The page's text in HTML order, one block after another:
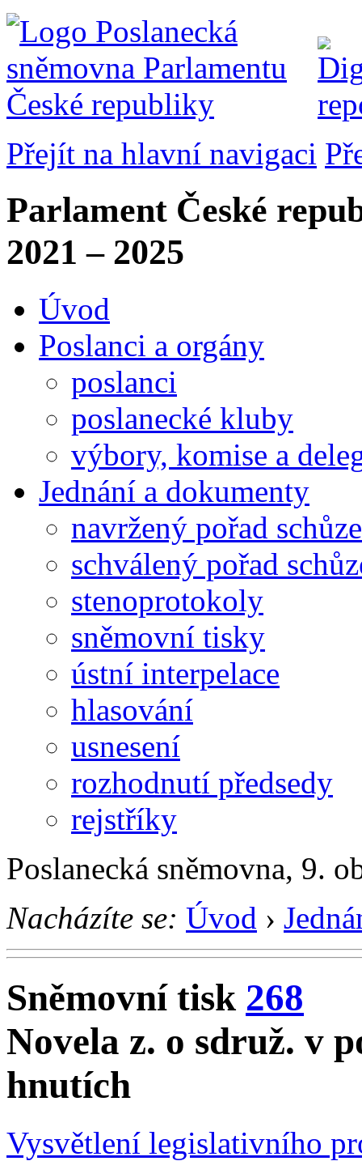
Přejít na hlavní navigaci
Parlament České
2021 – 2025
Úvod
Poslanci a orgány
poslanci
poslanecké kluby
výbory, komise a
Jednání a dokumenty
navržený pořad schůze
schválený pořad
stenoprotokoly
sněmovní tisky
ústní interpelace
hlasování
usnesení
rozhodnutí předsedy
rejstříky
Poslanecká sněmovna, 9.
Nacházíte se: Úvod ›
Sněmovní tisk 268
Novela z. o sdruž. v
hnutích
Vysvětlení legislativního